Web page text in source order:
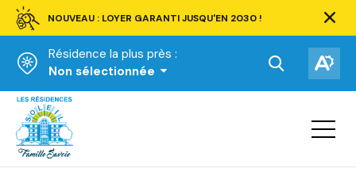
NOUVEAU : LOYER GARANTI JUSQU'EN 2030 !
barre
Résidence la plus près :
Non sélectionnée
Ouvrir
la
recherche.
la
Accueil
Ouvrir
la